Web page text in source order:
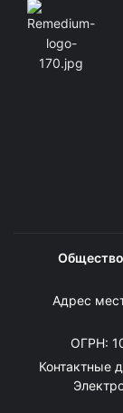
Общество
Адрес
ОГРН:
Контактные